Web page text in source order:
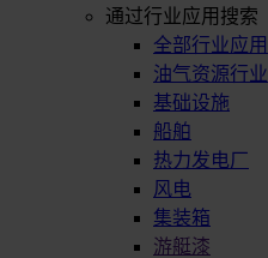
通过行业应用搜索
全部行业应用
油气资源行业
基础设施
船舶
热力发电厂
风电
集装箱
游艇漆